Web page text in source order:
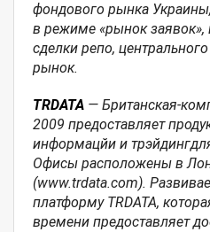
фондового рынка
в режиме «рынок заявок»,
сделки репо,
рынок.
TRDATA — Британская-
2009 предоставляет
информацйи и
Офисы расположены в
(www.trdata.com).
платформу TRDATA,
времени предоставляет